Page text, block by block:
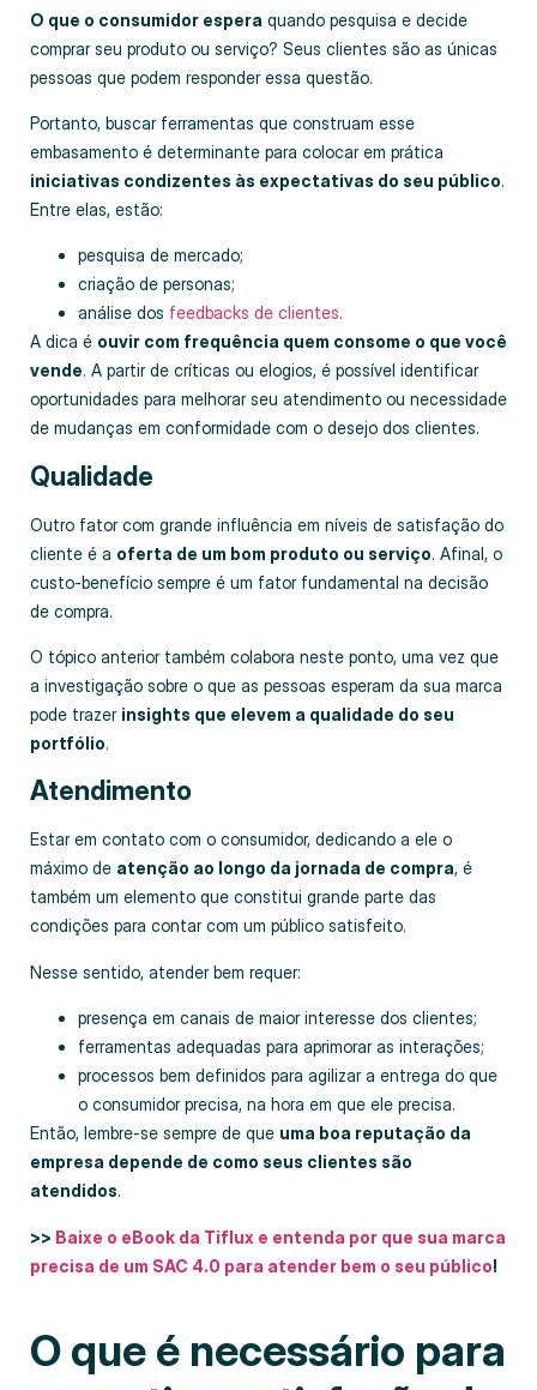
O que o consumidor espera quando pesquisa e decide
comprar seu produto ou serviço? Seus clientes são as únicas
pessoas que podem responder essa questão.
Portanto, buscar ferramentas que construam esse
embasamento é determinante para colocar em prática
iniciativas condizentes às expectativas do seu público.
Entre elas, estão:
pesquisa de mercado;
criação de personas;
análise dos feedbacks de clientes.
A dica é ouvir com frequência quem consome o que você
vende. A partir de críticas ou elogios, é possível identificar
oportunidades para melhorar seu atendimento ou necessidade
de mudanças em conformidade com o desejo dos clientes.
Qualidade
Outro fator com grande influência em níveis de satisfação do
cliente é a oferta de um bom produto ou serviço. Afinal, o
custo-benefício sempre é um fator fundamental na decisão
de compra.
O tópico anterior também colabora neste ponto, uma vez que
a investigação sobre o que as pessoas esperam da sua marca
pode trazer insights que elevem a qualidade do seu
portfólio.
Atendimento
Estar em contato com o consumidor, dedicando a ele o
máximo de atenção ao longo da jornada de compra, é
também um elemento que constitui grande parte das
condições para contar com um público satisfeito.
Nesse sentido, atender bem requer:
presença em canais de maior interesse dos clientes;
ferramentas adequadas para aprimorar as interações;
processos bem definidos para agilizar a entrega do que
o consumidor precisa, na hora em que ele precisa.
Então, lembre-se sempre de que uma boa reputação da
empresa depende de como seus clientes são
atendidos.
>> Baixe o eBook da Tiflux e entenda por que sua marca
precisa de um SAC 4.0 para atender bem o seu público!
O que é necessário para